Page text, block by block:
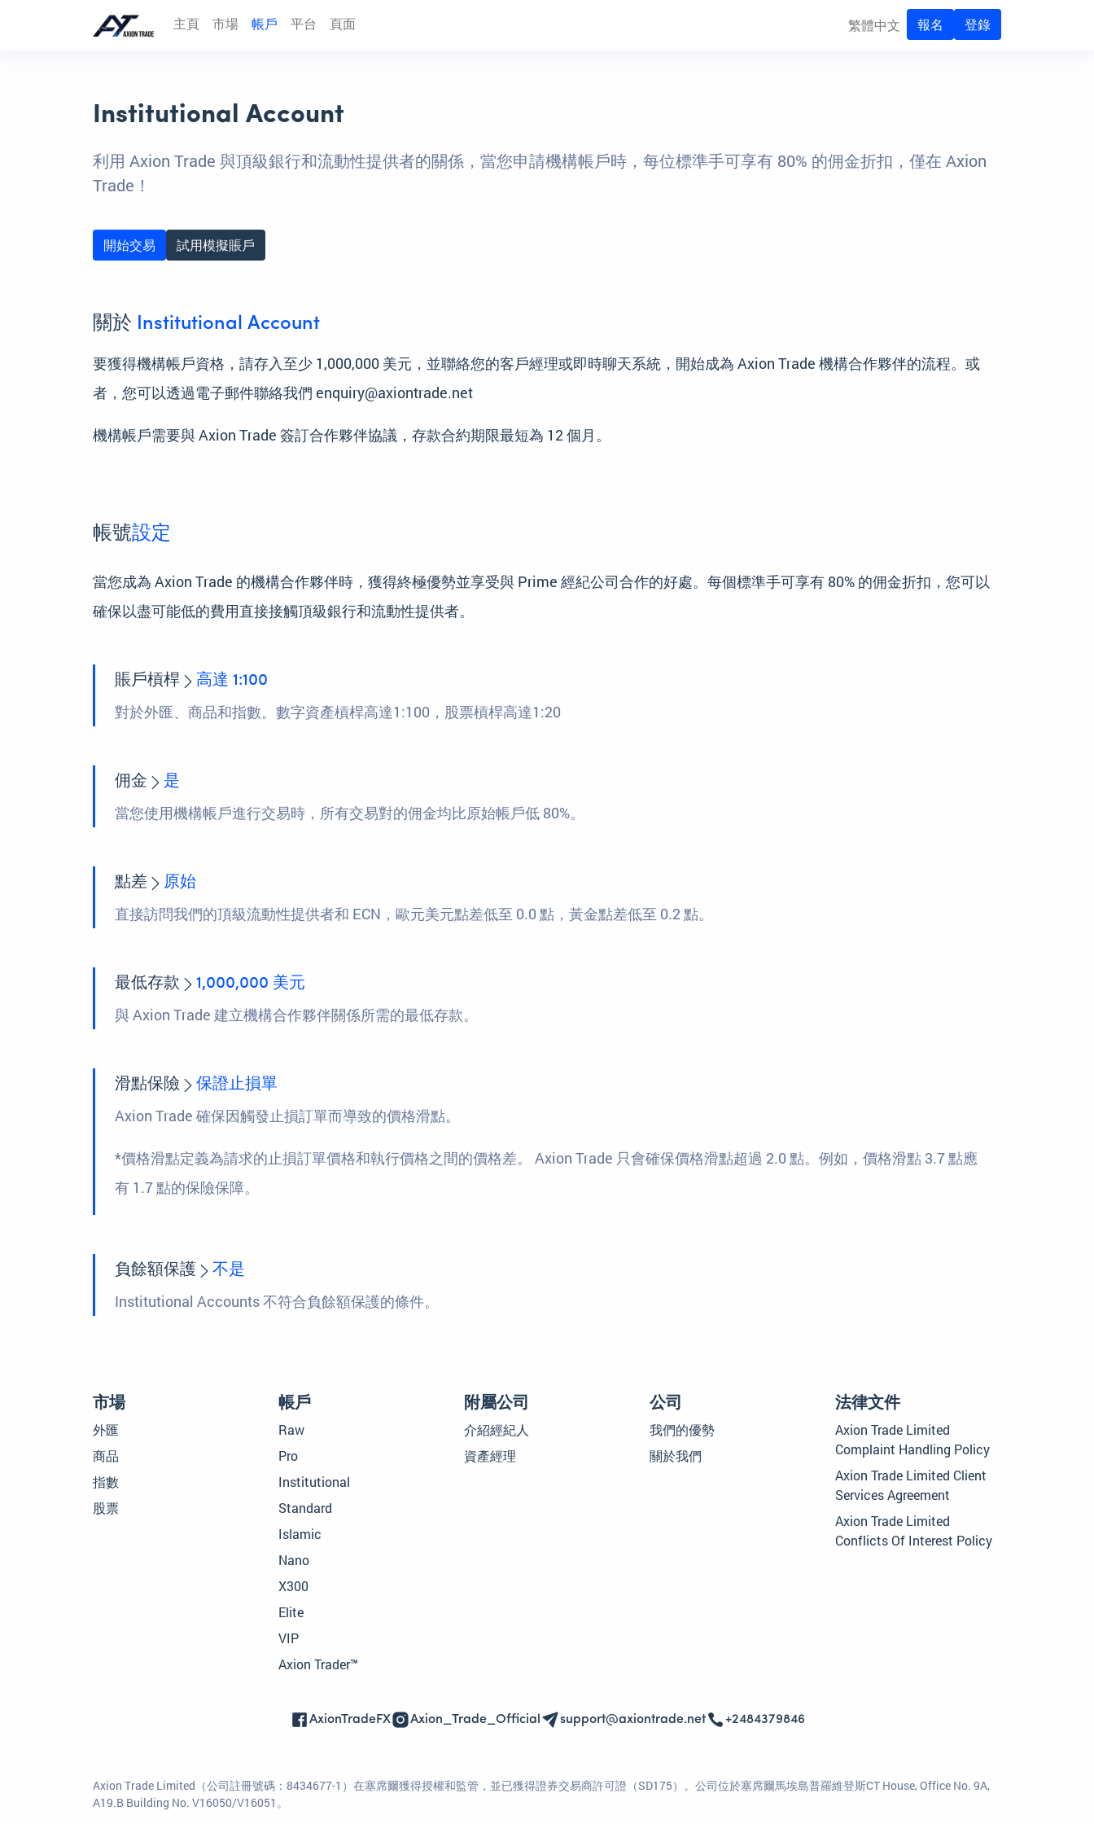
主頁 市場 帳戶 平台 頁面 繁體中文 報名 登錄
Institutional Account
利用 Axion Trade 與頂級銀行和流動性提供者的關係，當您申請機構帳戶時，每位標準手可享有 80% 的佣金折扣，僅在 Axion
Trade！
開始交易 試用模擬賬戶
關於 Institutional Account
要獲得機構帳戶資格，請存入至少 1,000,000 美元，並聯絡您的客戶經理或即時聊天系統，開始成為 Axion Trade 機構合作夥伴的流程。或
者，您可以透過電子郵件聯絡我們 enquiry@axiontrade.net
機構帳戶需要與 Axion Trade 簽訂合作夥伴協議，存款合約期限最短為 12 個月。
帳號設定
當您成為 Axion Trade 的機構合作夥伴時，獲得終極優勢並享受與 Prime 經紀公司合作的好處。每個標準手可享有 80% 的佣金折扣，您可以
確保以盡可能低的費用直接接觸頂級銀行和流動性提供者。
賬戶槓桿 高達 1:100
對於外匯、商品和指數。數字資產槓桿高達1:100，股票槓桿高達1:20
佣金 是
當您使用機構帳戶進行交易時，所有交易對的佣金均比原始帳戶低 80%。
點差 原始
直接訪問我們的頂級流動性提供者和 ECN，歐元美元點差低至 0.0 點，黃金點差低至 0.2 點。
最低存款 1,000,000 美元
與 Axion Trade 建立機構合作夥伴關係所需的最低存款。
滑點保險 保證止損單
Axion Trade 確保因觸發止損訂單而導致的價格滑點。
*價格滑點定義為請求的止損訂單價格和執行價格之間的價格差。 Axion Trade 只會確保價格滑點超過 2.0 點。例如，價格滑點 3.7 點應
有 1.7 點的保險保障。
負餘額保護 不是
Institutional Accounts 不符合負餘額保護的條件。
市場
外匯
商品
指數
股票
帳戶
Raw
Pro
Institutional
Standard
Islamic
Nano
X300
Elite
VIP
Axion Trader™
附屬公司
介紹經紀人
資產經理
公司
我們的優勢
關於我們
法律文件
Axion Trade Limited
Complaint Handling Policy
Axion Trade Limited Client
Services Agreement
Axion Trade Limited
Conflicts Of Interest Policy
AxionTradeFX Axion_Trade_Official support@axiontrade.net +2484379846
Axion Trade Limited（公司註冊號碼：8434677-1）在塞席爾獲得授權和監管，並已獲得證券交易商許可證（SD175）。公司位於塞席爾馬埃島普羅維登斯CT House, Office No. 9A,
A19.B Building No. V16050/V16051。